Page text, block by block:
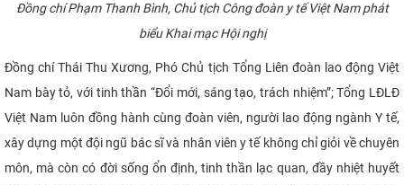
Đồng chí Phạm Thanh Bình, Chủ tịch Công đoàn y tế Việt Nam phát
biểu Khai mạc Hội nghị
Đồng chí Thái Thu Xương, Phó Chủ tịch Tổng Liên đoàn lao động Việt
Nam bày tỏ, với tinh thần “Đổi mới, sáng tạo, trách nhiệm”; Tổng LĐLĐ
Việt Nam luôn đồng hành cùng đoàn viên, người lao động ngành Y tế,
xây dựng một đội ngũ bác sĩ và nhân viên y tế không chỉ giỏi về chuyên
môn, mà còn có đời sống ổn định, tinh thần lạc quan, đầy nhiệt huyết